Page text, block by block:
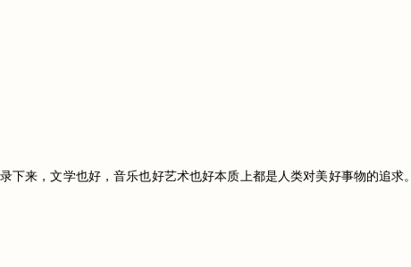
来，文学也好，音乐也好艺术也好本质上都是人类对美好事物的追求。